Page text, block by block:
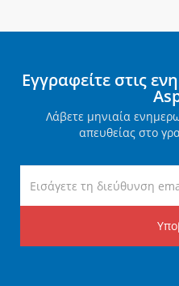
Εγγραφείτε στις
Λάβετε μηνιαία
απευθείας στο